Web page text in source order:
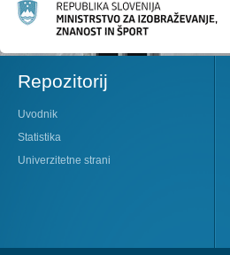
Repozitorij
Uvodnik
Statistika
Univerzitetne strani